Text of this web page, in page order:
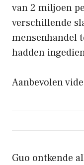
van 2 miljoen
verschillende
mensenhandel
hadden
Aanbevolen
Guo ontkende